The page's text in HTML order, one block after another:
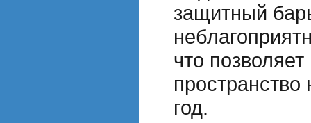
защитный
что
пространство
год.